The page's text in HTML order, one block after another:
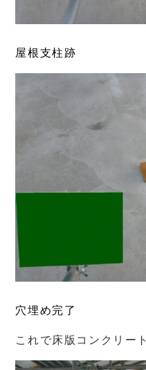
屋根支柱跡
穴埋め完了
これで床版コンクリー